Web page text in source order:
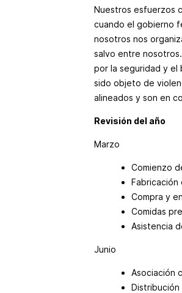
Nuestros esfuerzos
cuando el gobierno
nosotros nos
salvo entre
por la seguridad y el
sido objeto de
alineados y son en
Revisión del año
Marzo
Comienzo
Fabricación
Compra y
Comidas
Asistencia
Junio
Asociación
Distribución